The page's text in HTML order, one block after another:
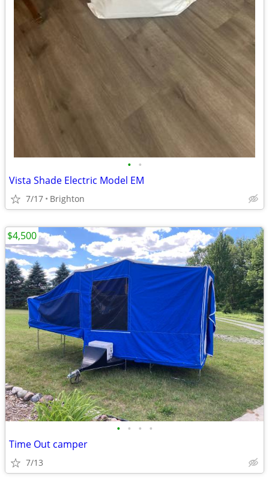
• •
Vista Shade Electric Model EM
7/17 Brighton
• • • •
Time Out camper
7/13
$4,500